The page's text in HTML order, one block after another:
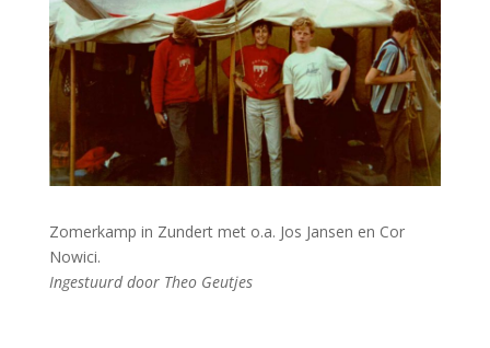
Zomerkamp in Zundert met o.a. Jos Jansen en Cor
Nowici.
Ingestuurd door Theo Geutjes